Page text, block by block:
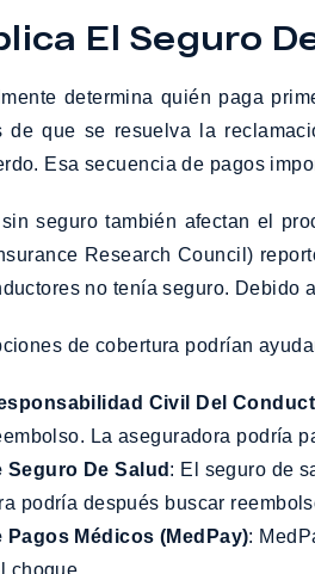
El Seguro
determina quién paga
de que se resuelva la
Esa secuencia de pagos
sin seguro también afectan el
Research Council)
no tenía seguro. Debido
de cobertura podrían
Civil Del
La aseguradora podría
Seguro De Salud : El seguro de
podría después buscar
Pagos Médicos (MedPay):
choque.